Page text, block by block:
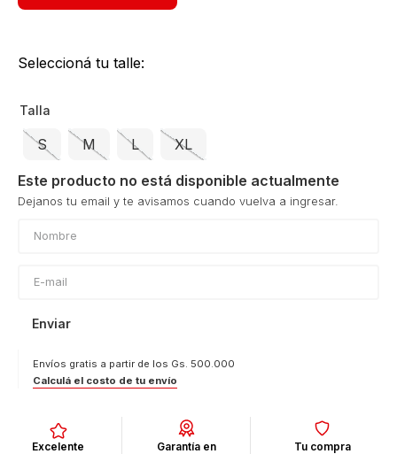
Seleccioná tu talle:
Talla
S M L XL
Este producto no está disponible actualmente
Enviar
Envíos gratis a partir de los Gs. 500.000
Calculá el costo de tu envío
Excelente
Garantía en
Tu compra